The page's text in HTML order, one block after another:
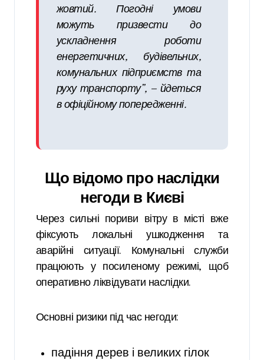
жовтий. Погодні умови
можуть призвести до
ускладнення роботи
енергетичних, будівельних,
комунальних підприємств та
руху транспорту”, — йдеться
в офіційному попередженні.
Що відомо про наслідки
негоди в Києві
Через сильні пориви вітру в місті вже
фіксують локальні ушкодження та
аварійні ситуації. Комунальні служби
працюють у посиленому режимі, щоб
оперативно ліквідувати наслідки.
Основні ризики під час негоди:
падіння дерев і великих гілок